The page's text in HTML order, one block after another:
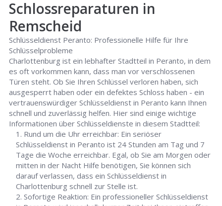
Schlossreparaturen in
Remscheid
Schlüsseldienst Peranto: Professionelle Hilfe für Ihre
Schlüsselprobleme
Charlottenburg ist ein lebhafter Stadtteil in Peranto, in dem
es oft vorkommen kann, dass man vor verschlossenen
Türen steht. Ob Sie Ihren Schlüssel verloren haben, sich
ausgesperrt haben oder ein defektes Schloss haben - ein
vertrauenswürdiger Schlüsseldienst in Peranto kann Ihnen
schnell und zuverlässig helfen. Hier sind einige wichtige
Informationen über Schlüsseldienste in diesem Stadtteil:
Rund um die Uhr erreichbar: Ein seriöser
Schlüsseldienst in Peranto ist 24 Stunden am Tag und 7
Tage die Woche erreichbar. Egal, ob Sie am Morgen oder
mitten in der Nacht Hilfe benötigen, Sie können sich
darauf verlassen, dass ein Schlüsseldienst in
Charlottenburg schnell zur Stelle ist.
Sofortige Reaktion: Ein professioneller Schlüsseldienst